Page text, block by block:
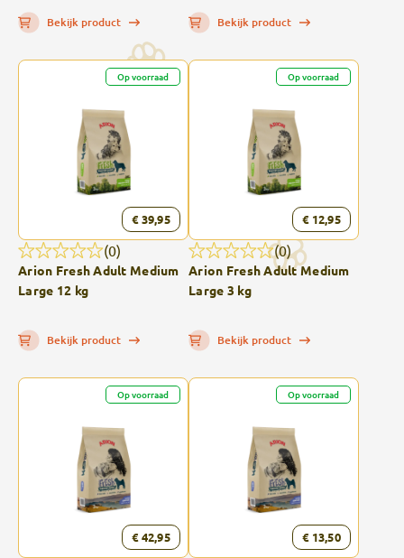
Bekijk product Bekijk product
Op voorraad
€ 39,95
(0)
Arion Fresh Adult Medium
Large 12 kg
Bekijk product
Op voorraad
€ 12,95
(0)
Arion Fresh Adult Medium
Large 3 kg
Bekijk product
Op voorraad
€ 42,95
Op voorraad
€ 13,50